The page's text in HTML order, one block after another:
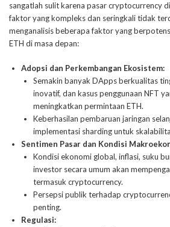
sangatlah sulit karena pasar cryptocurrency
faktor yang kompleks dan seringkali tidak
menganalisis beberapa faktor yang
ETH di masa depan:
Adopsi dan Perkembangan Ekosistem:
Semakin banyak DApps berkualitas
inovatif, dan kasus penggunaan NFT
meningkatkan permintaan ETH.
Keberhasilan pembaruan jaringan
implementasi sharding untuk
Sentimen Pasar dan Kondisi
Kondisi ekonomi global, inflasi, suku
investor secara umum akan
termasuk cryptocurrency.
Persepsi publik terhadap
penting.
Regulasi: